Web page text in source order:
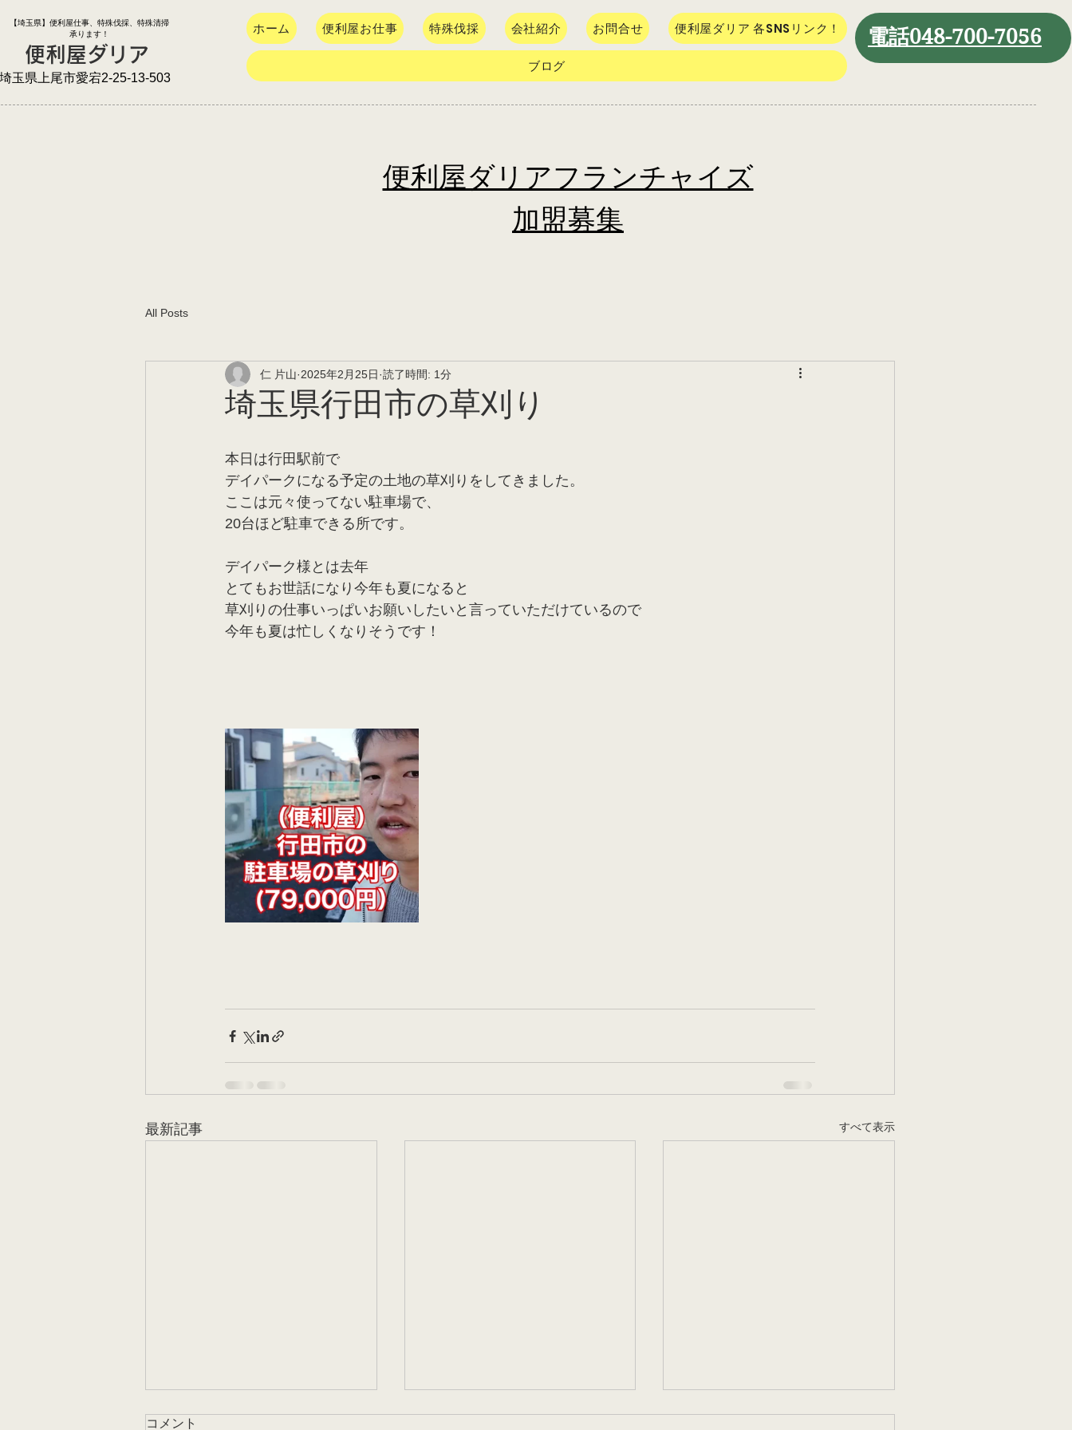
​便利屋ダリア
​【埼玉県】便利屋仕事、特殊伐採、特殊清掃
承ります！
​埼玉県上尾市愛宕2-25-13-503
ホーム 便利屋お仕事 特殊伐採 会社紹介 お問合せ 便利屋ダリア 各SNSリンク！
ブログ
​電話048-700-7056
便利屋ダリアフランチャイズ
​加盟募集
All Posts
埼玉県行田市の草刈り
仁 片山 2025年2月25日 読了時間: 1分
本日は行田駅前で
デイパークになる予定の土地の草刈りをしてきました。
ここは元々使ってない駐車場で、
20台ほど駐車できる所です。
デイパーク様とは去年
とてもお世話になり今年も夏になると
草刈りの仕事いっぱいお願いしたいと言っていただけているので
今年も夏は忙しくなりそうです！
最新記事 すべて表示
コメント